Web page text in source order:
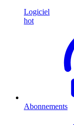
Logiciel
hot
Abonnements